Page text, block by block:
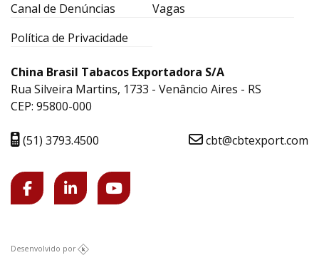
Canal de Denúncias
Vagas
Política de Privacidade
China Brasil Tabacos Exportadora S/A
Rua Silveira Martins, 1733 - Venâncio Aires - RS
CEP: 95800-000
(51) 3793.4500 cbt@cbtexport.com
Desenvolvido por